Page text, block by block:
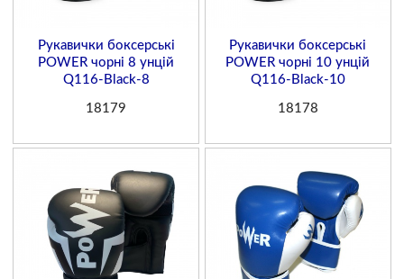
Рукавички боксерські
POWER чорні 8 унцій
Q116-Black-8
18179
Рукавички боксерські
POWER чорні 10 унцій
Q116-Black-10
18178